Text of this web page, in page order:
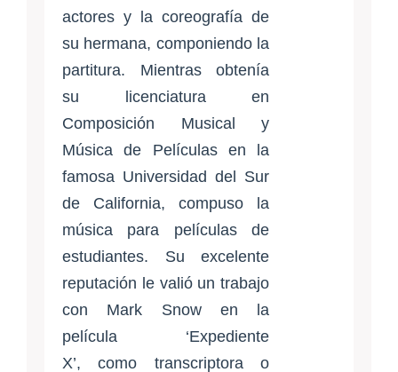
actores y la coreografía de
su hermana, componiendo la
partitura. Mientras obtenía
su licenciatura en
Composición Musical y
Música de Películas en la
famosa Universidad del Sur
de California, compuso la
música para películas de
estudiantes. Su excelente
reputación le valió un trabajo
con Mark Snow en la
película ‘Expediente
X’, como transcriptora o